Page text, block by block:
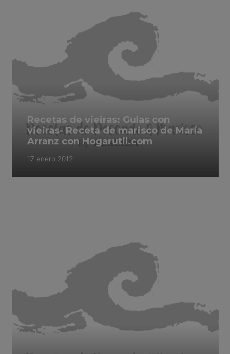
Recetas de vieiras: Gulas con
vieiras- Receta de marisco de María
Arranz con Hogarutil.com
17 enero 2012